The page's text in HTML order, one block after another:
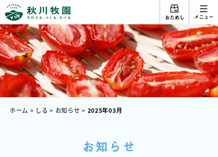
おためし メニュー
ホーム > しる > お知らせ > 2025年03月
お知らせ